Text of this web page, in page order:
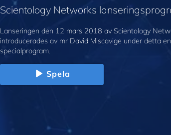
Scientology Networks
Lanseringen den 12 mars 2018 av Scientology
introducerades av mr David Miscavige under detta
specialprogram.
Spela